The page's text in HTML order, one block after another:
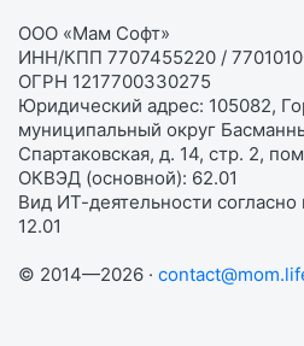
ООО «Мам Софт»
ИНН/КПП 7707455220 /
ОГРН 1217700330275
Юридический адрес: 105082,
муниципальный округ
Спартаковская, д. 14, стр. 2,
ОКВЭД (основной): 62.01
Вид ИТ-деятельности
12.01
© 2014—2026 ·